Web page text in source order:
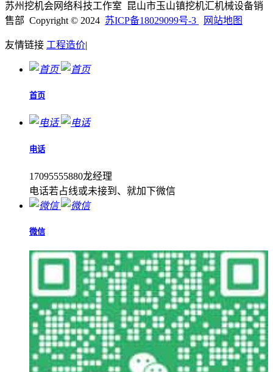
苏州挖机会网络科技工作室 昆山市玉山镇挖机汇机械设备销
售部 Copyright © 2024 苏ICP备18029099号-3 网站地图
友情链接 工程造价|
首页
电话
17095555880龙经理
电话若占线或未接到、就加下微信
微信